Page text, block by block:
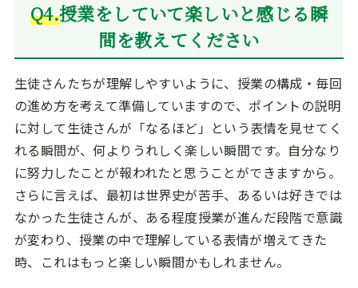
Q4.授業をしていて楽しいと感じる瞬
間を教えてください
生徒さんたちが理解しやすいように、授業の構成・毎回
の進め方を考えて準備していますので、ポイントの説明
に対して生徒さんが「なるほど」という表情を見せてく
れる瞬間が、何よりうれしく楽しい瞬間です。自分なり
に努力したことが報われたと思うことができますから。
さらに言えば、最初は世界史が苦手、あるいは好きでは
なかった生徒さんが、ある程度授業が進んだ段階で意識
が変わり、授業の中で理解している表情が増えてきた
時、これはもっと楽しい瞬間かもしれません。